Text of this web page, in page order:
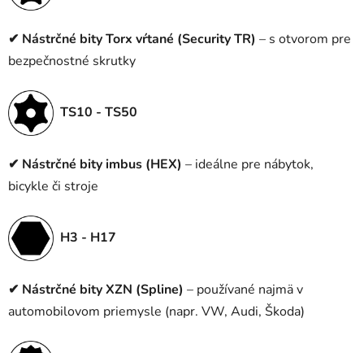
✔ Nástrčné bity Torx vŕtané (Security TR) – s otvorom pre
bezpečnostné skrutky
TS10 - TS50
✔ Nástrčné bity imbus (HEX) – ideálne pre nábytok,
bicykle či stroje
H3 - H17
✔ Nástrčné bity XZN (Spline) – používané najmä v
automobilovom priemysle (napr. VW, Audi, Škoda)